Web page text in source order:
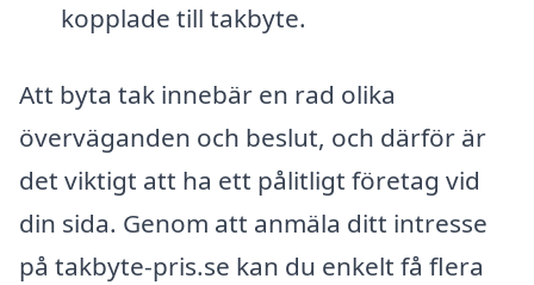
kopplade till takbyte.
Att byta tak innebär en rad olika
överväganden och beslut, och därför är
det viktigt att ha ett pålitligt företag vid
din sida. Genom att anmäla ditt intresse
på takbyte-pris.se kan du enkelt få flera